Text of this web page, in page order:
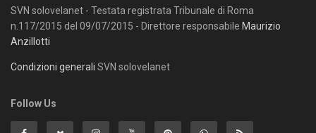
SVN solovelanet - Testata registrata Tribunale di Roma
n.117/2015 del 09/07/2015 - Direttore responsabile Maurizio
Anzillotti
Condizioni generali SVN solovelanet
Follow Us